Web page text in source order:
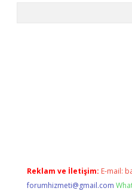
Reklam ve İletişim: E-mail:
forumhizmeti@gmail.com